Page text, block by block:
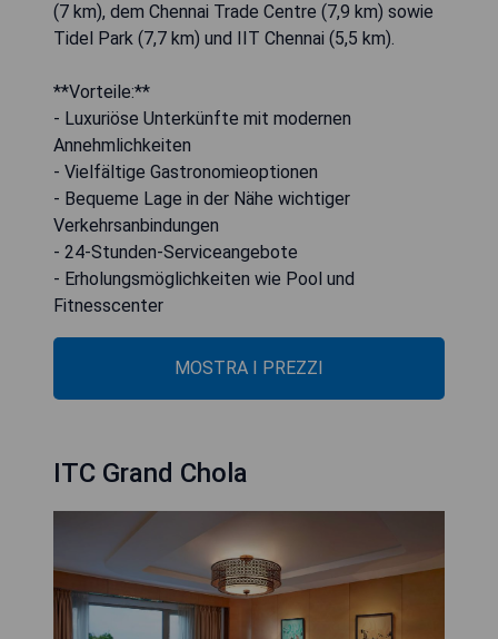
(7 km), dem Chennai Trade Centre (7,9 km) sowie
Tidel Park (7,7 km) und IIT Chennai (5,5 km).
**Vorteile:**
- Luxuriöse Unterkünfte mit modernen
Annehmlichkeiten
- Vielfältige Gastronomieoptionen
- Bequeme Lage in der Nähe wichtiger
Verkehrsanbindungen
- 24-Stunden-Serviceangebote
- Erholungsmöglichkeiten wie Pool und
Fitnesscenter
MOSTRA I PREZZI
ITC Grand Chola